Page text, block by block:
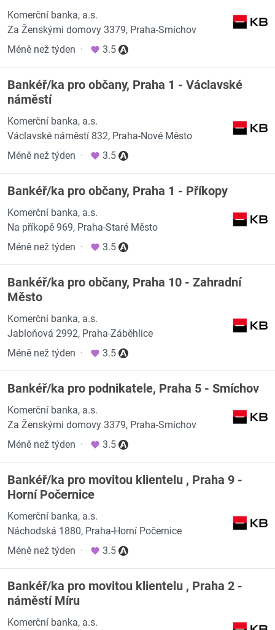
Komerční banka, a.s.
Za Ženskými domovy 3379, Praha-Smíchov
Méně než týden · 3.5
Bankéř/ka pro občany, Praha 1 - Václavské
náměstí
Komerční banka, a.s.
Václavské náměstí 832, Praha-Nové Město
Méně než týden · 3.5
Bankéř/ka pro občany, Praha 1 - Příkopy
Komerční banka, a.s.
Na příkopě 969, Praha-Staré Město
Méně než týden · 3.5
Bankéř/ka pro občany, Praha 10 - Zahradní
Město
Komerční banka, a.s.
Jabloňová 2992, Praha-Záběhlice
Méně než týden · 3.5
Bankéř/ka pro podnikatele, Praha 5 - Smíchov
Komerční banka, a.s.
Za Ženskými domovy 3379, Praha-Smíchov
Méně než týden · 3.5
Bankéř/ka pro movitou klientelu , Praha 9 -
Horní Počernice
Komerční banka, a.s.
Náchodská 1880, Praha-Horní Počernice
Méně než týden · 3.5
Bankéř/ka pro movitou klientelu , Praha 2 -
náměstí Míru
Komerční banka, a.s.